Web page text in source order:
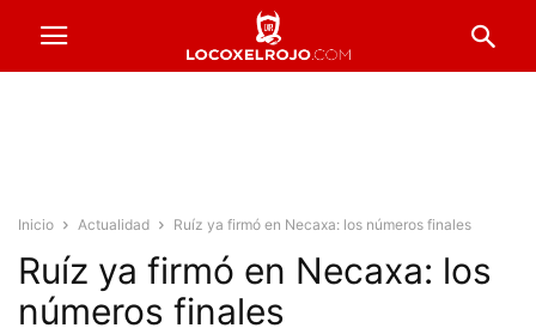
Inicio Actualidad Ruíz ya firmó en Necaxa: los números finales
Ruíz ya firmó en Necaxa: los
números finales